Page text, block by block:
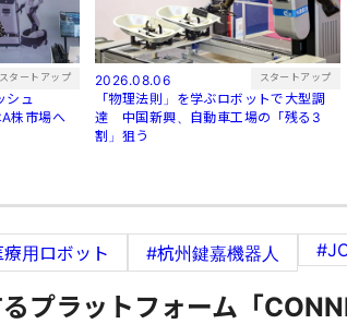
スタートアップ
シュ
株市場へ
2026.08.06 スタートアップ
「物理法則」を学ぶロボットで大型調
達 中国新興、自動車工場の「残る3
割」狙う
用ロボット #杭州鍵嘉機器人
プラットフォーム「